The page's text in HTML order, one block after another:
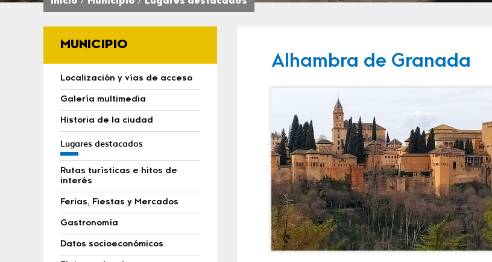
MUNICIPIO
Localización y vías de acceso
Galería multimedia
Historia de la ciudad
Lugares destacados
Rutas turísticas e hitos de
interés
Ferias, Fiestas y Mercados
Gastronomía
Datos socioeconómicos
Alhambra de Granada